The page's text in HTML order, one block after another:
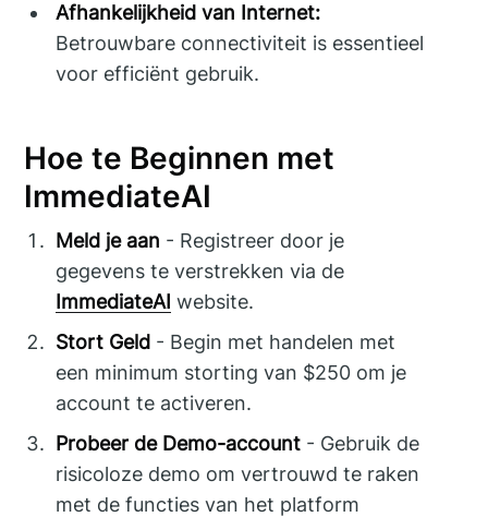
Afhankelijkheid van Internet:
Betrouwbare connectiviteit is essentieel
voor efficiënt gebruik.
Hoe te Beginnen met
ImmediateAI
Meld je aan - Registreer door je
gegevens te verstrekken via de
ImmediateAI website.
Stort Geld - Begin met handelen met
een minimum storting van $250 om je
account te activeren.
Probeer de Demo-account - Gebruik de
risicoloze demo om vertrouwd te raken
met de functies van het platform